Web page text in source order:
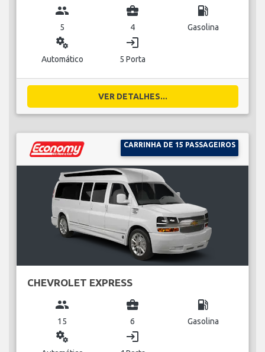
group
5
business_center
4
local_gas_station
Gasolina
miscellaneous_services
Automático
login
5 Porta
VER DETALHES...
CARRINHA DE 15 PASSAGEIROS
CHEVROLET EXPRESS
group
15
business_center
6
local_gas_station
Gasolina
miscellaneous_services login